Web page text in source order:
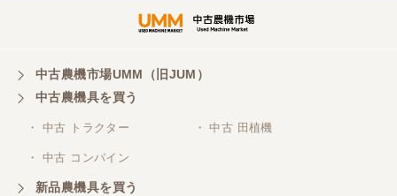
東京都／がーさん
その日に評価しましたが届いてませんか？ 届いてな
ければ再度送信しますが。 大橋粉砕機です。
東京都／がーさん
なんだかんだ積み込みまでして頂き助かりました！
中古農機市場UMM（旧JUM）
中古農機具を買う
・ 中古 トラクター ・ 中古 田植機
・ 中古 コンバイン
新品農機具を買う